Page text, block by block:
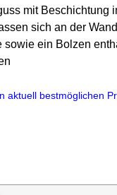
mit
sich an der
ein Bolzen
aktuell bestmöglichen